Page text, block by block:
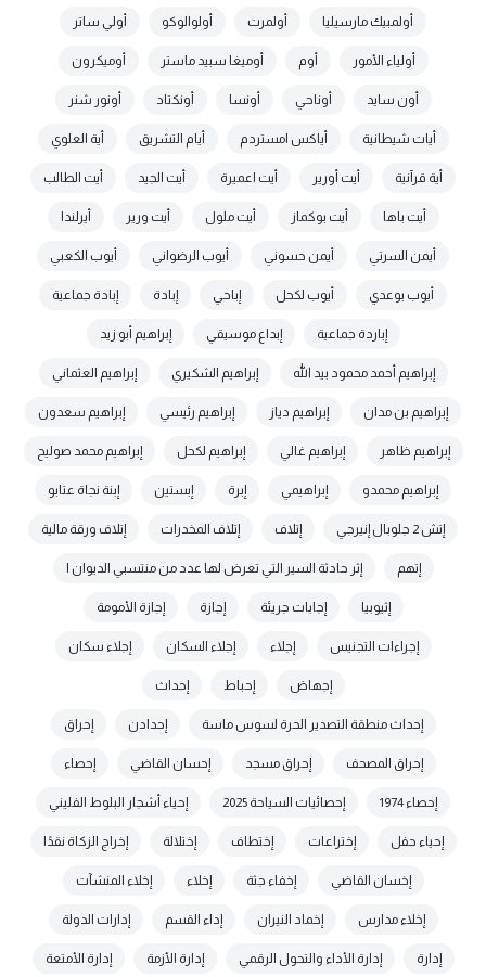
أولمبيك مارسيليا أولمرت أولوالوكو أولي ساتر
أولياء الأمور أوم أوميغا سبيد ماستر أوميكرون
أون سايد أوناحي أونسا أونكتاد أونور شنر
أيات شيطانية أياكس امستردم أيام التشريق أية العلوي
أية قرآنية أيت أورير أيت اعميرة أيت الجيد أيت الطالب
أيت باها أيت بوكماز أيت ملول أيت ورير أيرلندا
أيمن السرتي أيمن حسوني أيوب الرضواني أيوب الكعبي
أيوب بوعدي أيوب لكحل إباحي إبادة إبادة جماعية
إباردة جماعية إبداع موسيقي إبراهيم أبو زيد
إبراهيم أحمد محمود بيد الله إبراهيم الشكيري إبراهيم العثماني
إبراهيم بن مدان إبراهيم دياز إبراهيم رئيسي إبراهيم سعدون
إبراهيم ظاهر إبراهيم غالي إبراهيم لكحل إبراهيم محمد صوليح
إبراهيم محمدو إبراهيمي إبرة إبستين إبنة نجاة عتابو
إتش 2 جلوبال إنيرجي إتلاف إتلاف المخدرات إتلاف ورقة مالية
إتهم إثر حادثة السير التي تعرض لها عدد من منتسبي الديوان ا
إثيوبيا إجابات جريئة إجازة إجازة الأمومة
إجراءات التجنيس إجلاء إجلاء السكان إجلاء سكان
إجهاض إحباط إحداث
إحداث منطقة التصدير الحرة لسوس ماسة إحدادن إحراق
إحراق المصحف إحراق مسجد إحسان القاضي إحصاء
إحصاء 1974 إحصائيات السياحة 2025 إحياء أشجار البلوط الفليني
إحياء حفل إختراعات إختطاف إختلالة إخراج الزكاة نقدًا
إخسان القاضي إخفاء جثة إخلاء إخلاء المنشآت
إخلاء مدارس إخماد النيران إداء القسم إدارات الدولة
إدارة إدارة الأداء والتحول الرقمي إدارة الأزمة إدارة الأمتعة